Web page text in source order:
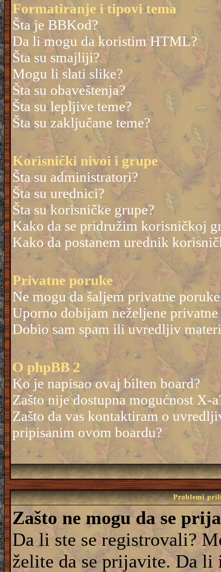
Formatiranje i tipovi tema
Šta je BBKod?
Da li mogu da koristim HTML?
Šta su smajliji?
Mogu li slati slike?
Šta su obaveštenja?
Šta su lepljive teme?
Šta su zaključane teme?
Korisnički nivoi i grupe
Šta su administratori?
Šta su urednici?
Šta su korisničke grupe?
Kako da se pridružim korisničkoj
Kako da postanem urednik
Privatne poruke
Ne mogu da šaljem privatne
Uporno dobijam neželjene
Dobio sam spam ili uvredljiv
O phpBB 2
Ko je napisao ovaj bilten board?
Zašto nije dostupna mogućnost X-
Zašto da vas kontaktiram o
pripisanim ovom boardu?
Problemi
Zašto ne mogu da se
Da li ste se registrovali?
želite da se prijavite. Da li